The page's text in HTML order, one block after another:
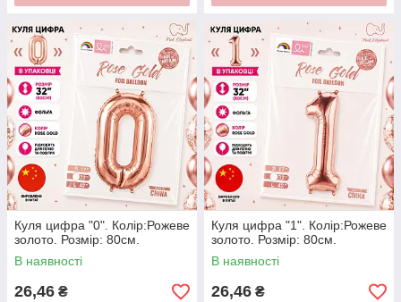
Куля цифра "0". Колір:Рожеве
золото. Розмір: 80см.
В наявності
26,46 ₴
Куля цифра "1". Колір:Рожеве
золото. Розмір: 80см.
В наявності
26,46 ₴